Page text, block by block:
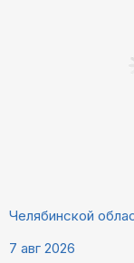
Челябинской
7 авг 2026